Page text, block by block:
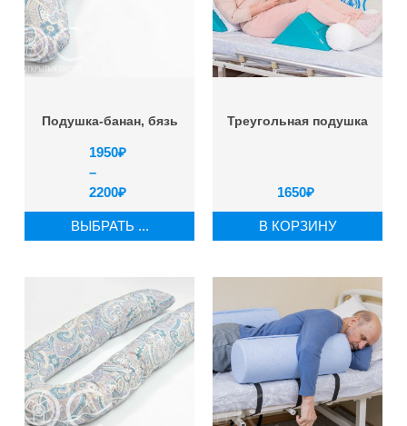
Подушка-банан, бязь
1950₽
–
2200₽
ВЫБРАТЬ ...
Треугольная подушка
1650₽
В КОРЗИНУ